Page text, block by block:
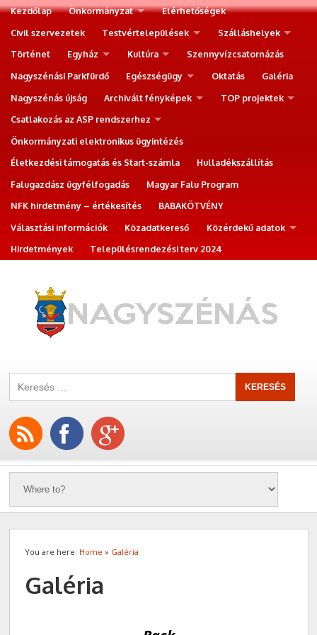
Kezdőlap Önkormányzat
Elérhetőségek
Civil szervezetek
Testvértelepülések
Szálláshelyek
Történet
Egyház Kultúra
Szennyvízcsatornázás
Nagyszénási Parkfürdő
Egészségügy Oktatás
Galéria
Nagyszénás újság
Archivált fényképek
TOP projektek
Csatlakozás az ASP rendszerhez
Önkormányzati elektronikus ügyintézés
Életkezdési támogatás és Start-számla
Hulladékszállítás
Falugazdász ügyfélfogadás
Magyar Falu Program
NFK hirdetmény – értékesítés
BABAKÖTVÉNY
Választási információk
Közadatkereső
Közérdekű adatok
Hirdetmények
Településrendezési terv 2024
You are here: Home » Galéria
Galéria